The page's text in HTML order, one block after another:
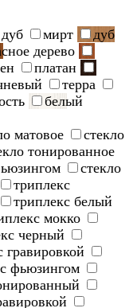
мирт
дуб
дерево
платан
терра
белый
матовое
стекло
тонированное
стекло
триплекс
триплекс белый
мокко
черный
гравировкой
фьюзингом